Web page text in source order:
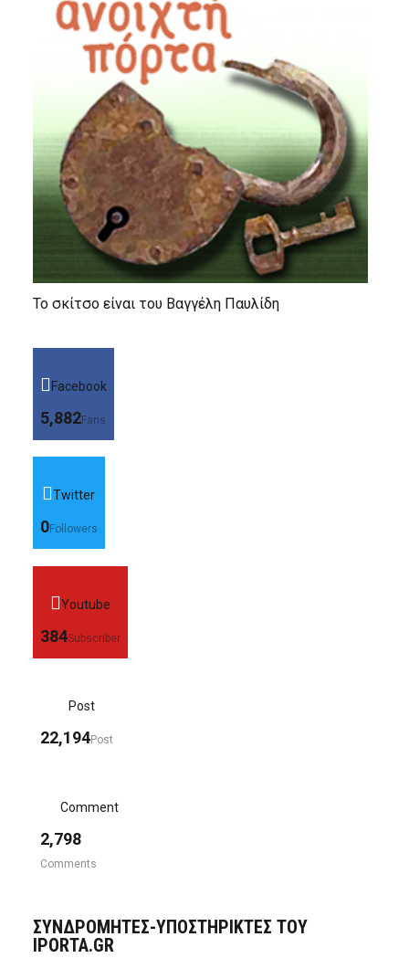
Το σκίτσο είναι του Βαγγέλη Παυλίδη
Facebook
5,882Fans
Twitter
0Followers
Youtube
384Subscriber
Post
22,194Post
Comment
2,798
Comments
ΣΥΝΔΡΟΜΗΤΈΣ-ΥΠΟΣΤΗΡΙΚΤΈΣ ΤΟΥ
IPORTA.GR